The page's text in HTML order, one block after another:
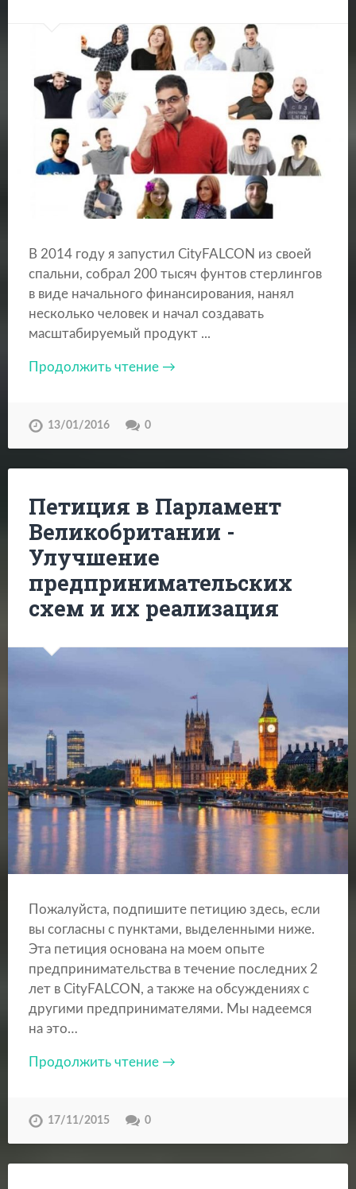
В 2014 году я запустил CityFALCON из своей
спальни, собрал 200 тысяч фунтов стерлингов
в виде начального финансирования, нанял
несколько человек и начал создавать
масштабируемый продукт ...
Продолжить чтение →
13/01/2016 0
Петиция в Парламент
Великобритании -
Улучшение
предпринимательских
схем и их реализация
Пожалуйста, подпишите петицию здесь, если
вы согласны с пунктами, выделенными ниже.
Эта петиция основана на моем опыте
предпринимательства в течение последних 2
лет в CityFALCON, а также на обсуждениях с
другими предпринимателями. Мы надеемся
на это…
Продолжить чтение →
17/11/2015 0